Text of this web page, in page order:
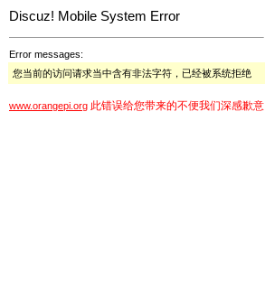
Discuz! Mobile System Error
Error messages:
您当前的访问请求当中含有非法字符，已经被系统拒绝
www.orangepi.org 此错误给您带来的不便我们深感歉意